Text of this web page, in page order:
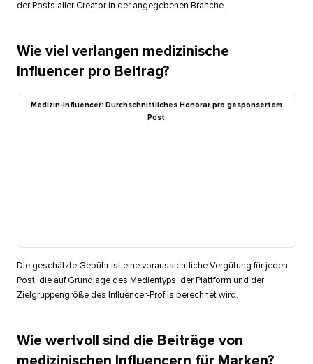
der Posts aller Creator in der angegebenen Branche.​​
Wie viel verlangen medizinische
Influencer pro Beitrag?​​
Medizin-Influencer: Durchschnittliches Honorar pro gesponsertem
Post​​
Die geschätzte Gebühr ist eine voraussichtliche Vergütung für jeden
Post, die auf Grundlage des Medientyps, der Plattform und der
Zielgruppengröße des Influencer-Profils berechnet wird.​​
Wie wertvoll sind die Beiträge von
medizinischen Influencern für Marken?​​